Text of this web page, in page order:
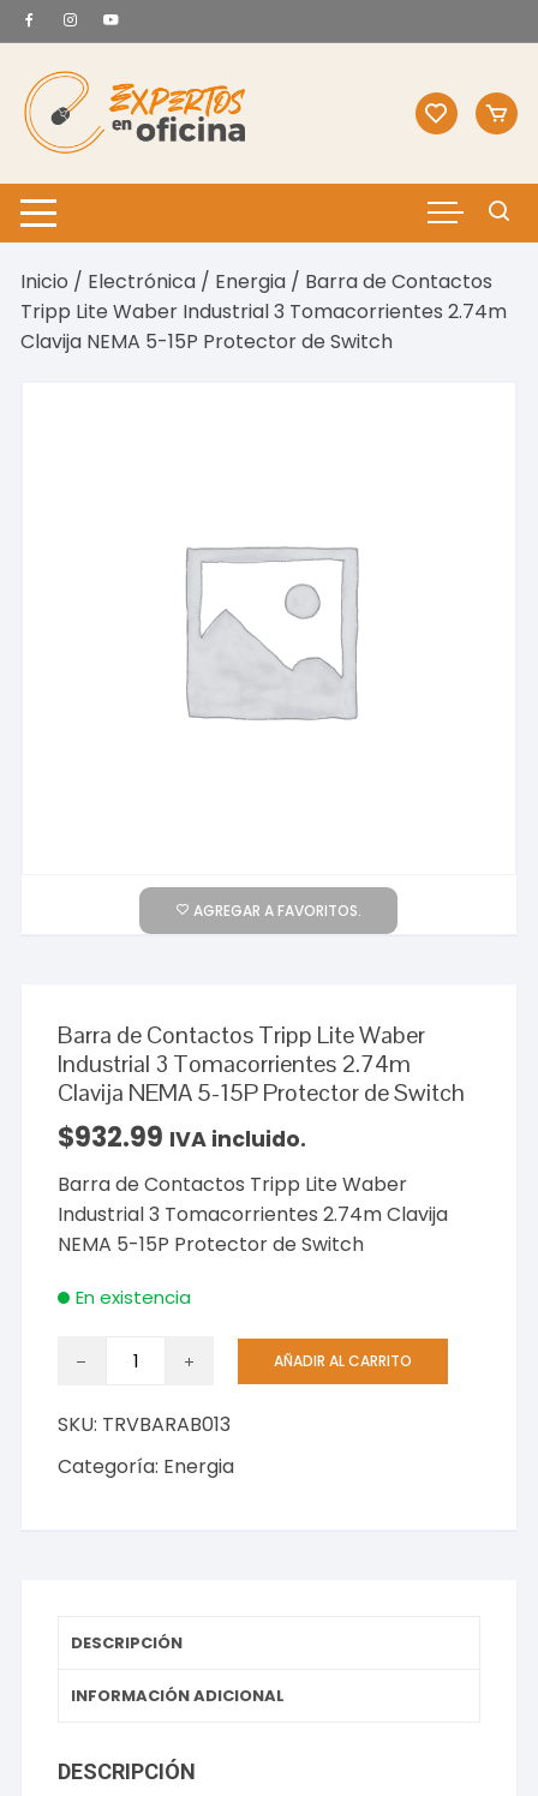
Saltar
al
contenido
Inicio / Electrónica / Energia / Barra de Contactos
Tripp Lite Waber Industrial 3 Tomacorrientes 2.74m
Clavija NEMA 5-15P Protector de Switch
AGREGAR A FAVORITOS.
Barra de Contactos Tripp Lite Waber
Industrial 3 Tomacorrientes 2.74m
Clavija NEMA 5-15P Protector de Switch
$932.99 IVA incluido.
Barra de Contactos Tripp Lite Waber
Industrial 3 Tomacorrientes 2.74m Clavija
NEMA 5-15P Protector de Switch
En existencia
Barra
Tripp
Lite
Clavija
5-
de
AÑADIR AL CARRITO
SKU: TRVBARAB013
Categoría: Energia
DESCRIPCIÓN
INFORMACIÓN ADICIONAL
DESCRIPCIÓN